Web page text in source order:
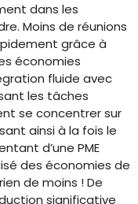
dans les
Moins de réunions
grâce à
économies
fluide avec
les tâches
se concentrer sur
ainsi à la fois le
d’une PME
des économies de
de moins ! De
significative